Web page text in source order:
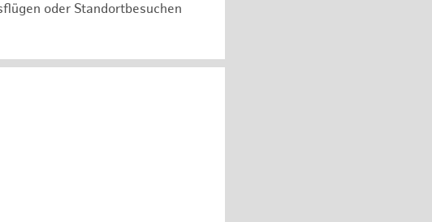
oder Standortbesuchen